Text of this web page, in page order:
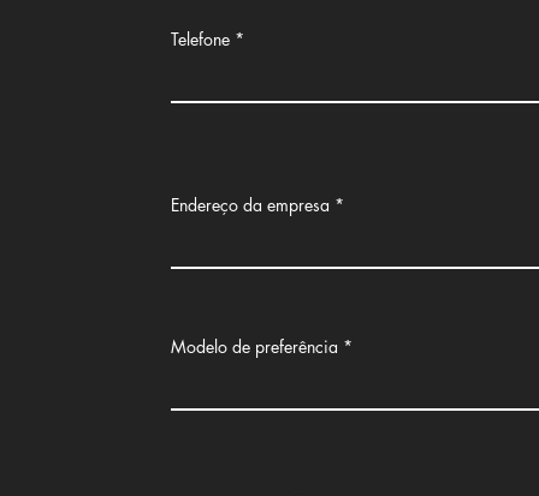
Telefone
Endereço da empresa
Modelo de preferência